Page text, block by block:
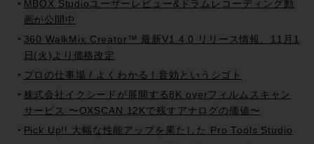
MBOX Studioユーザーレビュー&ドラムレコーディング動
画が公開中
360 WalkMix Creator™ 最新V1.4.0 リリース情報、11月1
日(火)より価格改定
プロの仕事場 / よくわかる！音効というシゴト
株式会社イクシードが展開する8K overフィルムスキャン
サービス 〜OXSCAN 12Kで残すアナログの価値〜
Pick Up!! 大幅な性能アップを果たした Pro Tools Studio